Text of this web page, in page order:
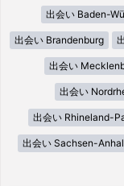
出会い Baden-
出会い Brandenburg
出会い
出会い
出会い Rhineland-
出会い Sachsen-